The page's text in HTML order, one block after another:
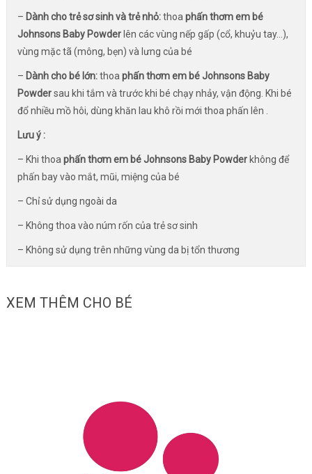
– Dành cho trẻ sơ sinh và trẻ nhỏ:thoa phấn thơm em bé
Johnsons Baby Powder lên các vùng nếp gấp (cổ, khuỷu tay…),
vùng mặc tã (mông, bẹn) và lưng của bé
– Dành cho bé lớn:thoa phấn thơm em bé Johnsons Baby
Powdersau khi tắm và trước khi bé chạy nhảy, vận động. Khi bé
đổ nhiều mồ hôi, dùng khăn lau khô rồi mới thoa phấn lên .
Lưu ý :
– Khi thoa phấn thơm em bé Johnsons Baby Powderkhông để
phấn bay vào mắt, mũi, miệng của bé
– Chỉ sử dụng ngoài da
– Không thoa vào núm rốn của trẻ sơ sinh
– Không sử dụng trên những vùng da bị tổn thương
XEM THÊM CHO BÉ